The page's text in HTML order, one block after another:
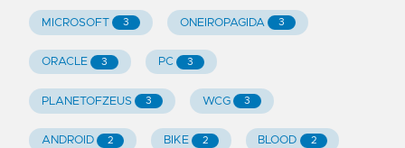
MICROSOFT 3 ONEIROPAGIDA 3
ORACLE 3 PC 3
PLANETOFZEUS 3 WCG 3
ANDROID 2 BIKE 2 BLOOD 2